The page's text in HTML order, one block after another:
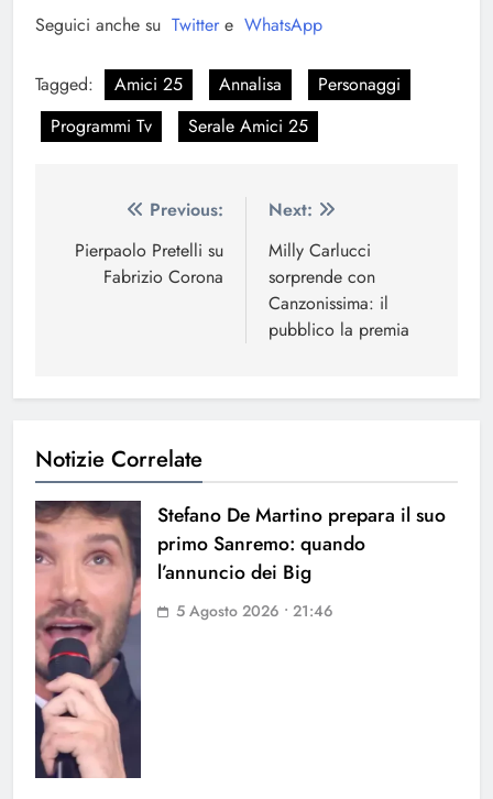
Seguici anche su Twitter e WhatsApp
Tagged: Amici 25 Annalisa
Personaggi
Programmi Tv
Serale Amici 25
Navigazione
articoli
Previous:
Pierpaolo Pretelli su
Fabrizio Corona
Next:
Milly Carlucci
sorprende con
Canzonissima: il
pubblico la premia
Notizie Correlate
Stefano De Martino prepara il suo
primo Sanremo: quando
l’annuncio dei Big
5 Agosto 2026 • 21:46